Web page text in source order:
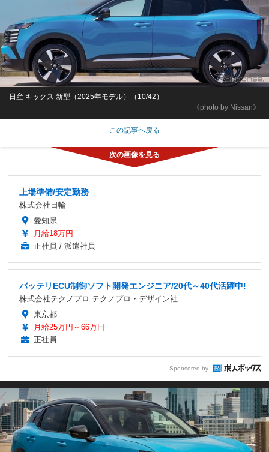
《photo by Nissan》
日産 キックス 新型（2025年モデル）（10/42）
この記事へ戻る
上場準備/安定勤務
株式会社日輪
愛知県
月給18万円
正社員 / 派遣社員
バッテリECU制御ソフト開発エンジニア/20代～40代活躍中!
株式会社テクノプロ テクノプロ・デザイン社
東京都
月給25万円～66万円
正社員
Sponsored by